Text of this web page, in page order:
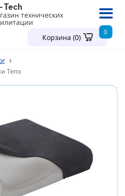
Tech
технических
Корзина (0)
0
›
Terra